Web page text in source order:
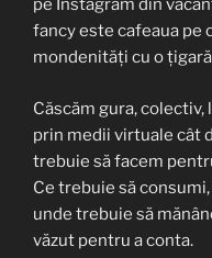
pe Instagram din
fancy este cafeaua pe
mondenități cu o
Căscăm gura,
prin medii virtuale cât
trebuie să facem
Ce trebuie să
unde trebuie să
văzut pentru a conta.